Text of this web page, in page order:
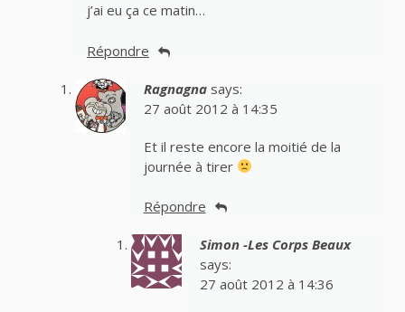
j’ai eu ça ce matin…
Répondre
Ragnagna says:
27 août 2012 à 14:35
Et il reste encore la moitié de la
journée à tirer
Répondre
Simon -Les Corps Beaux
says:
27 août 2012 à 14:36